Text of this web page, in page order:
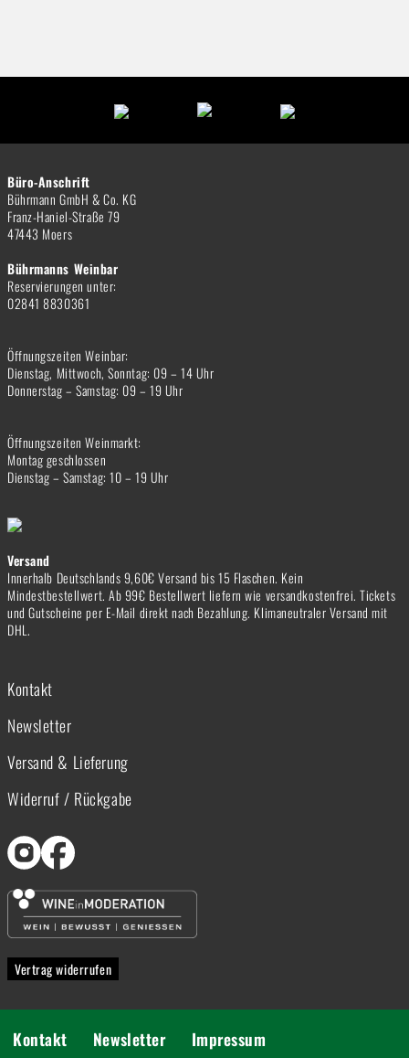
Büro-Anschrift
Bührmann GmbH & Co. KG
Franz-Haniel-Straße 79
47443 Moers
Bührmanns Weinbar
Reservierungen unter:
02841 8830361
Öffnungszeiten Weinbar:
Dienstag, Mittwoch, Sonntag: 09 – 14 Uhr
Donnerstag – Samstag: 09 – 19 Uhr
Öffnungszeiten Weinmarkt:
Montag geschlossen
Dienstag – Samstag: 10 – 19 Uhr
Versand
Innerhalb Deutschlands 9,60€ Versand bis 15 Flaschen. Kein
Mindestbestellwert. Ab 99€ Bestellwert liefern wie versandkostenfrei. Tickets
und Gutscheine per E-Mail direkt nach Bezahlung. Klimaneutraler Versand mit
DHL.
Kontakt
Newsletter
Versand & Lieferung
Widerruf / Rückgabe
Vertrag widerrufen
Kontakt Newsletter Impressum